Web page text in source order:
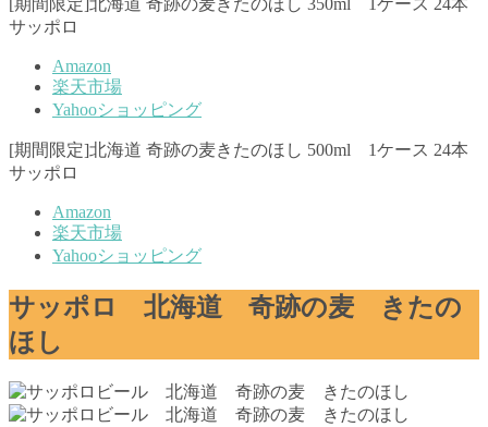
[期間限定]北海道 奇跡の麦きたのほし 350ml 1ケース 24本
サッポロ
Amazon
楽天市場
Yahooショッピング
[期間限定]北海道 奇跡の麦きたのほし 500ml 1ケース 24本
サッポロ
Amazon
楽天市場
Yahooショッピング
サッポロ 北海道 奇跡の麦 きたの
ほし